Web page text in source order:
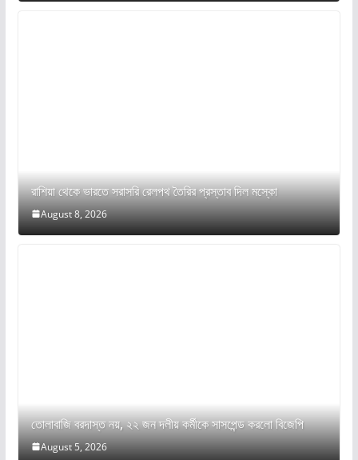
রাশিয়া থেকে ভারতে সরাসরি রেলপথ তৈরির প্রস্তাব দিল মস্কো
August 8, 2026
তোলাবাজি বরদাস্ত নয়, ২২ জন দলীয় কর্মীকে সাসপেন্ড করলো বিজেপি
August 5, 2026